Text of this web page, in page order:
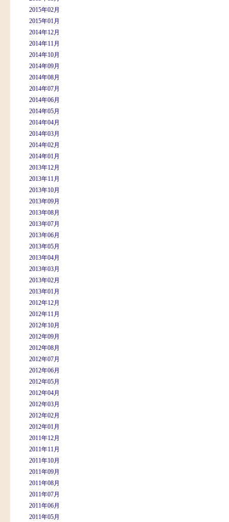
2015年02月
2015年01月
2014年12月
2014年11月
2014年10月
2014年09月
2014年08月
2014年07月
2014年06月
2014年05月
2014年04月
2014年03月
2014年02月
2014年01月
2013年12月
2013年11月
2013年10月
2013年09月
2013年08月
2013年07月
2013年06月
2013年05月
2013年04月
2013年03月
2013年02月
2013年01月
2012年12月
2012年11月
2012年10月
2012年09月
2012年08月
2012年07月
2012年06月
2012年05月
2012年04月
2012年03月
2012年02月
2012年01月
2011年12月
2011年11月
2011年10月
2011年09月
2011年08月
2011年07月
2011年06月
2011年05月